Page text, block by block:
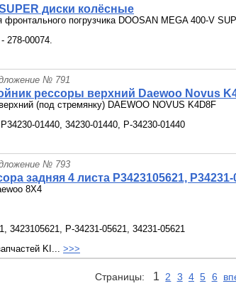
диски колёсные
погрузчика DOOSAN MEGA 400-V
278-00074.
№ 791
рессоры верхний Daewoo Novus
(под стремянку) DAEWOO NOVUS K4D8F
01440, 34230-01440, P-34230-01440
№ 793
задняя 4 листа P3423105621, P34231-
8X4
3423105621, P-34231-05621, 34231-05621
KI... >>>
Страницы: 1 2 3 4 5 6